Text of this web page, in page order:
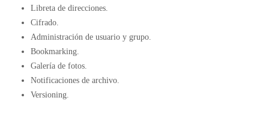
Libreta de direcciones.
Cifrado.
Administración de usuario y grupo.
Bookmarking.
Galería de fotos.
Notificaciones de archivo.
Versioning.